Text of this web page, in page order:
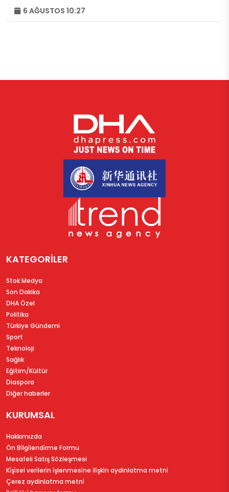
6 AĞUSTOS 10:27
KATEGORİLER
Stok Medya
Son Dakika
DHA Özel
Politika
Türkiye Gündemi
Sport
Teknoloji
Sağlık
Eğitim/Kültür
Diaspora
Diğer haberler
KURUMSAL
Hakkımızda
Ön Bi̇lgi̇lendi̇rme Formu
Mesafeli Satış Sözleşmesi
Ki̇şi̇sel veri̇leri̇n i̇şlenmesi̇ne i̇li̇şki̇n aydinlatma metni̇
Çerez aydinlatma metni̇